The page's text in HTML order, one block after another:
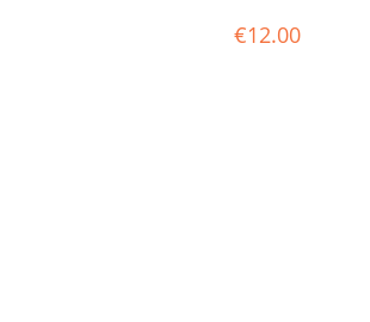
€12.00